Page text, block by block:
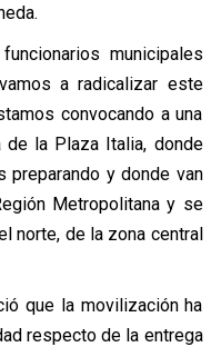
municipales
a radicalizar este
convocando a una
de la Plaza Italia, donde
preparando y donde van
Metropolitana y se
norte, de la zona central
que la movilización ha
respecto de la entrega